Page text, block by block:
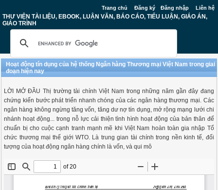
Trang chủ Đăng ký Đăng nhập Liên hệ
THƯ VIỆN TÀI LIỆU, EBOOK, LUẬN VĂN, BÁO CÁO, TIỂU LUẬN, GIÁO ÁN,
GIÁO TRÌNH
Hoạt động tín dụng của hệ thống Ngân hàng Thương mại Việt Nam trong giai
đoạn hiện nay
LỜI MỞ ĐẦU Thị trường tài chính Việt Nam trong những năm gần đây đang
chứng kiến bước phát triển nhanh chóng của các ngân hàng thương mại. Các
ngân hàng không ngừng tăng vốn, tăng dư nợ tín dụng, mở rộng mạng lưới chi
nhánh hoạt động... trong nỗ lực cải thiện tình hình hoạt động của bản thân để
chuẩn bị cho cuộc cạnh tranh mạnh mẽ khi Việt Nam hoàn toàn gia nhập Tổ
chức thương mại thế giới WTO. Là trung gian tài chính trong nền kinh tế, đối
tượng của hoạt động ngân hàng chính là vốn, và qui mô